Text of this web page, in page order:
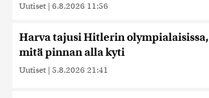
Uutiset | 6.8.2026 11:56
Harva tajusi Hitlerin olympialaisissa,
mitä pinnan alla kyti
Uutiset | 5.8.2026 21:41